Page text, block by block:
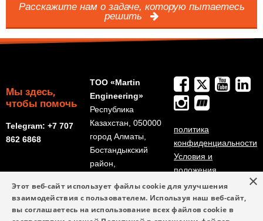
Расскажите нам о задаче, которую пытаетесь
решить
Мы здесь,
чтобы помочь
Telegram: +7 707
862 6868
ТОО «Martin
Engineering»
Республика
Казахстан, 050000
город Алматы,
Бостандыкский
район,
Радостовца, дом
политика
конфиденциальности
Условия и
положения
×
Этот веб-сайт использует файлы cookie для улучшения
взаимодействия с пользователем. Используя наш веб-сайт,
вы соглашаетесь на использование всех файлов cookie в